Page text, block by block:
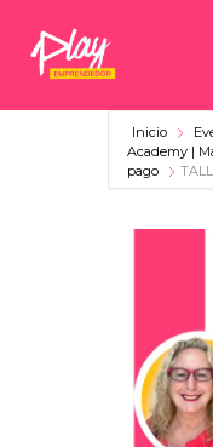
Inicio
Academy |
pago